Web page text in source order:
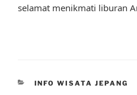
selamat menikmati liburan
CATEGORIES
INFO WISATA JEPANG